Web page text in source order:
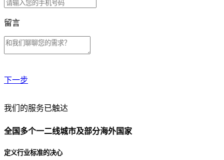
留言
下一步
贵公司预算范围是？
贵公司的团队规模是？
我们的服务已触达
全国多个一二线城市及部分海外国家
定义行业标准的决心